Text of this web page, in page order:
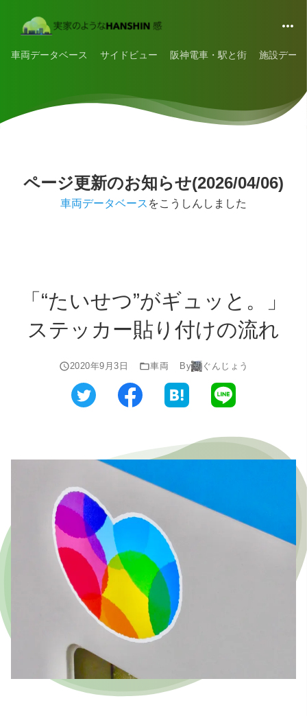
車両データベース サイドビュー 阪神電車・駅と街 施設デー
ページ更新のお知らせ(2026/04/06)
車両データベース をこうしんしました
「“たいせつ”がギュッと。」
ステッカー貼り付けの流れ
2020年9月3日 車両 By ぐんじょう